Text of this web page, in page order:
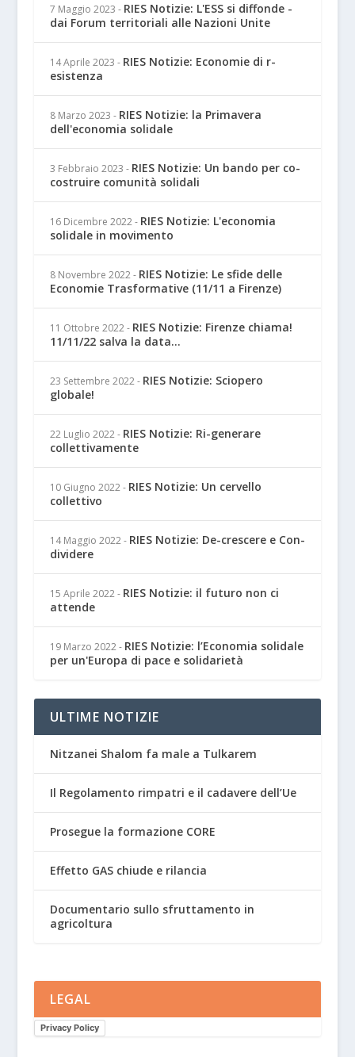
7 Maggio 2023 - RIES Notizie: L'ESS si diffonde -
dai Forum territoriali alle Nazioni Unite
14 Aprile 2023 - RIES Notizie: Economie di r-
esistenza
8 Marzo 2023 - RIES Notizie: la Primavera
dell'economia solidale
3 Febbraio 2023 - RIES Notizie: Un bando per co-
costruire comunità solidali
16 Dicembre 2022 - RIES Notizie: L'economia
solidale in movimento
8 Novembre 2022 - RIES Notizie: Le sfide delle
Economie Trasformative (11/11 a Firenze)
11 Ottobre 2022 - RIES Notizie: Firenze chiama!
11/11/22 salva la data...
23 Settembre 2022 - RIES Notizie: Sciopero
globale!
22 Luglio 2022 - RIES Notizie: Ri-generare
collettivamente
10 Giugno 2022 - RIES Notizie: Un cervello
collettivo
14 Maggio 2022 - RIES Notizie: De-crescere e Con-
dividere
15 Aprile 2022 - RIES Notizie: il futuro non ci
attende
19 Marzo 2022 - RIES Notizie: l’Economia solidale
per un'Europa di pace e solidarietà
ULTIME NOTIZIE
Nitzanei Shalom fa male a Tulkarem
Il Regolamento rimpatri e il cadavere dell’Ue
Prosegue la formazione CORE
Effetto GAS chiude e rilancia
Documentario sullo sfruttamento in
agricoltura
LEGAL
Privacy Policy